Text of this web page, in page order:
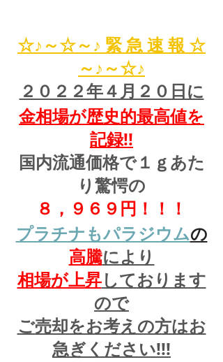
☆♪～☆～♪ 緊 急 速 報 ☆
～♪～☆♪
２０２２年４月２０日に
金相場が歴史的最高値を
記録!!
国内流通価格で１ｇあた
り驚愕の
８，９６９円！！！
プラチナもパラジウムの
高騰により
相場が上昇しております
ので
ご売却をお考えの方はお
急ぎください!!!